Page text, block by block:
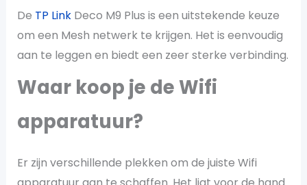
De TP LinkDeco M9 Plus is een uitstekende keuze
om een Mesh netwerk te krijgen. Het is eenvoudig
aan te leggen en biedt een zeer sterke verbinding.
Waar koop je de Wifi
apparatuur?
Er zijn verschillende plekken om de juiste Wifi